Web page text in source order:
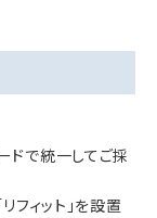
ドで統一してご採
フィット」を設置